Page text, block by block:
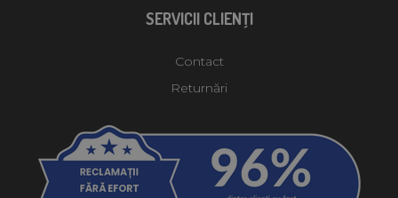
SERVICII CLIENŢI
Contact
Returnări